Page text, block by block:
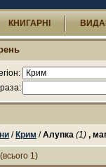
КНИГАРНІ
/ Крим /Алупка (1) ,
(всього 1)